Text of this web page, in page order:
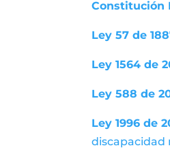
Constitución
Ley 57 de
Ley 1564 de
Ley 588 de
Ley 1996 de
discapacidad